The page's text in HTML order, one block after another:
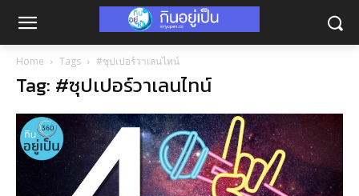
Home Tags #ซุปเปอร์วาเลนไทน์
Tag: #ซุปเปอร์วาเลนไทน์